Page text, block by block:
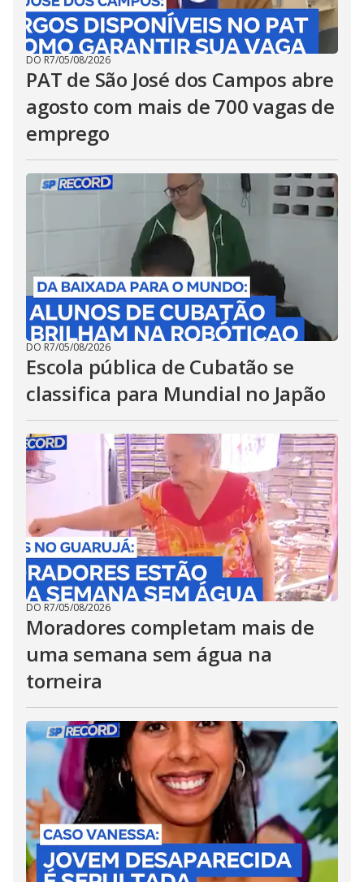
DO R7/05/08/2026
PAT de São José dos Campos abre
agosto com mais de 700 vagas de
emprego
DO R7/05/08/2026
Escola pública de Cubatão se
classifica para Mundial no Japão
DO R7/05/08/2026
Moradores completam mais de
uma semana sem água na
torneira